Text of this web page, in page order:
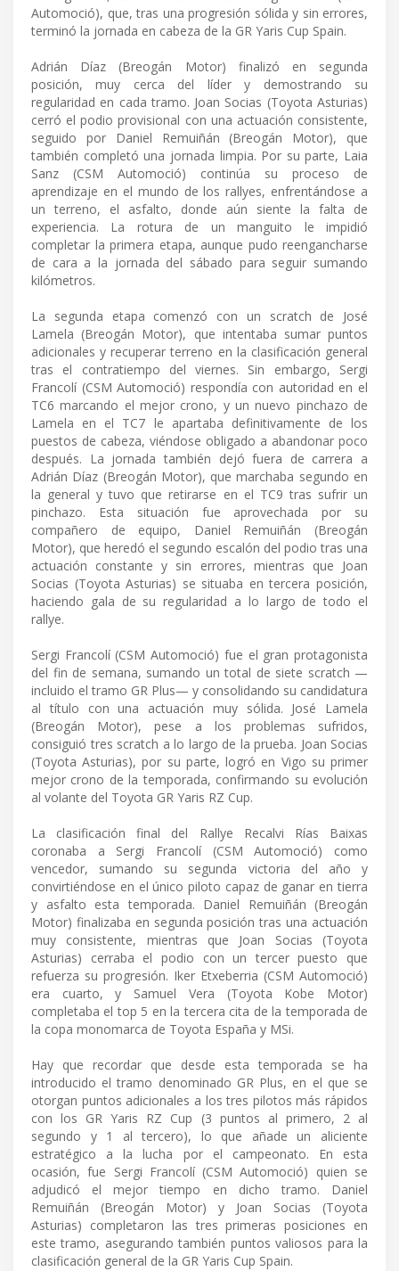
Automoció), que, tras una progresión sólida y sin errores,
terminó la jornada en cabeza de la GR Yaris Cup Spain.
Adrián Díaz (Breogán Motor) finalizó en segunda
posición, muy cerca del líder y demostrando su
regularidad en cada tramo. Joan Socias (Toyota Asturias)
cerró el podio provisional con una actuación consistente,
seguido por Daniel Remuiñán (Breogán Motor), que
también completó una jornada limpia. Por su parte, Laia
Sanz (CSM Automoció) continúa su proceso de
aprendizaje en el mundo de los rallyes, enfrentándose a
un terreno, el asfalto, donde aún siente la falta de
experiencia. La rotura de un manguito le impidió
completar la primera etapa, aunque pudo reengancharse
de cara a la jornada del sábado para seguir sumando
kilómetros.
La segunda etapa comenzó con un scratch de José
Lamela (Breogán Motor), que intentaba sumar puntos
adicionales y recuperar terreno en la clasificación general
tras el contratiempo del viernes. Sin embargo, Sergi
Francolí (CSM Automoció) respondía con autoridad en el
TC6 marcando el mejor crono, y un nuevo pinchazo de
Lamela en el TC7 le apartaba definitivamente de los
puestos de cabeza, viéndose obligado a abandonar poco
después. La jornada también dejó fuera de carrera a
Adrián Díaz (Breogán Motor), que marchaba segundo en
la general y tuvo que retirarse en el TC9 tras sufrir un
pinchazo. Esta situación fue aprovechada por su
compañero de equipo, Daniel Remuiñán (Breogán
Motor), que heredó el segundo escalón del podio tras una
actuación constante y sin errores, mientras que Joan
Socias (Toyota Asturias) se situaba en tercera posición,
haciendo gala de su regularidad a lo largo de todo el
rallye.
Sergi Francolí (CSM Automoció) fue el gran protagonista
del fin de semana, sumando un total de siete scratch —
incluido el tramo GR Plus— y consolidando su candidatura
al título con una actuación muy sólida. José Lamela
(Breogán Motor), pese a los problemas sufridos,
consiguió tres scratch a lo largo de la prueba. Joan Socias
(Toyota Asturias), por su parte, logró en Vigo su primer
mejor crono de la temporada, confirmando su evolución
al volante del Toyota GR Yaris RZ Cup.
La clasificación final del Rallye Recalvi Rías Baixas
coronaba a Sergi Francolí (CSM Automoció) como
vencedor, sumando su segunda victoria del año y
convirtiéndose en el único piloto capaz de ganar en tierra
y asfalto esta temporada. Daniel Remuiñán (Breogán
Motor) finalizaba en segunda posición tras una actuación
muy consistente, mientras que Joan Socias (Toyota
Asturias) cerraba el podio con un tercer puesto que
refuerza su progresión. Iker Etxeberria (CSM Automoció)
era cuarto, y Samuel Vera (Toyota Kobe Motor)
completaba el top 5 en la tercera cita de la temporada de
la copa monomarca de Toyota España y MSi.
Hay que recordar que desde esta temporada se ha
introducido el tramo denominado GR Plus, en el que se
otorgan puntos adicionales a los tres pilotos más rápidos
con los GR Yaris RZ Cup (3 puntos al primero, 2 al
segundo y 1 al tercero), lo que añade un aliciente
estratégico a la lucha por el campeonato. En esta
ocasión, fue Sergi Francolí (CSM Automoció) quien se
adjudicó el mejor tiempo en dicho tramo. Daniel
Remuiñán (Breogán Motor) y Joan Socias (Toyota
Asturias) completaron las tres primeras posiciones en
este tramo, asegurando también puntos valiosos para la
clasificación general de la GR Yaris Cup Spain.